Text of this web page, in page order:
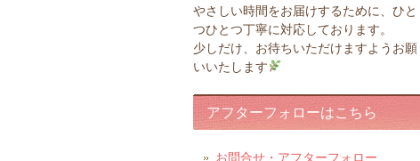
やさしい時間をお届けするために、ひと
つひとつ丁寧に対応しております。
少しだけ、お待ちいただけますようお願
いいたします
アフターフォローはこちら
お問合せ・アフターフォロー